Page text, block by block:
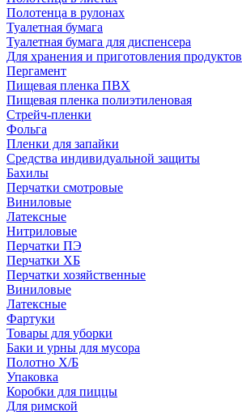
Полотенца в рулонах
Туалетная бумага
Туалетная бумага для диспенсера
Для хранения и приготовления продуктов
Пергамент
Пищевая пленка ПВХ
Пищевая пленка полиэтиленовая
Стрейч-пленки
Фольга
Пленки для запайки
Средства индивидуальной защиты
Бахилы
Перчатки смотровые
Виниловые
Латексные
Нитриловые
Перчатки ПЭ
Перчатки ХБ
Перчатки хозяйственные
Виниловые
Латексные
Фартуки
Товары для уборки
Баки и урны для мусора
Полотно Х/Б
Упаковка
Коробки для пиццы
Для римской